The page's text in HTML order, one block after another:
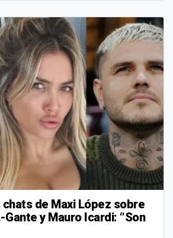
de Maxi López sobre
Gante y Mauro Icardi: “Son